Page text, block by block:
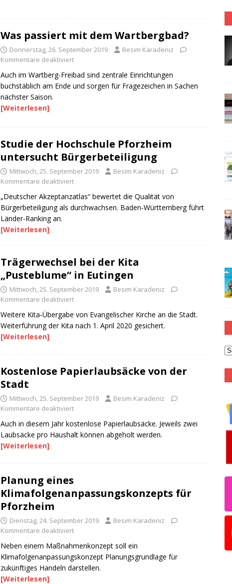
Was passiert mit dem Wartbergbad?
Donnerstag, 26. September 2019
Besim Karadeniz
Kommentare deaktiviert
Auch im Wartberg-Freibad sind zentrale Einrichtungen
buchstäblich am Ende und sorgen für Fragezeichen in Sachen
nächster Saison.
[Weiterlesen]
Studie der Hochschule Pforzheim
untersucht Bürgerbeteiligung
Mittwoch, 25. September 2019
Besim Karadeniz
Kommentare deaktiviert
„Deutscher Akzeptanzatlas“ bewertet die Qualität von
Bürgerbeteiligung als durchwachsen. Baden-Württemberg führt
Länder-Ranking an.
[Weiterlesen]
Trägerwechsel bei der Kita
„Pusteblume“ in Eutingen
Mittwoch, 25. September 2019
Besim Karadeniz
Kommentare deaktiviert
Weitere Kita-Übergabe von Evangelischer Kirche an die Stadt.
Weiterführung der Kita nach 1. April 2020 gesichert.
[Weiterlesen]
Kostenlose Papierlaubsäcke von der
Stadt
Mittwoch, 25. September 2019
Besim Karadeniz
Kommentare deaktiviert
Auch in diesem Jahr kostenlose Papierlaubsäcke. Jeweils zwei
Laubsäcke pro Haushalt können abgeholt werden.
[Weiterlesen]
Planung eines
Klimafolgenanpassungskonzepts für
Pforzheim
Dienstag, 24. September 2019
Besim Karadeniz
Kommentare deaktiviert
Neben einem Maßnahmenkonzept soll ein
Klimafolgenanpassungskonzept Planungsgrundlage für
zukünftiges Handeln darstellen.
[Weiterlesen]